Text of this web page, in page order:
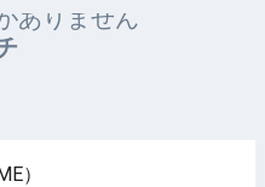
ありません
）